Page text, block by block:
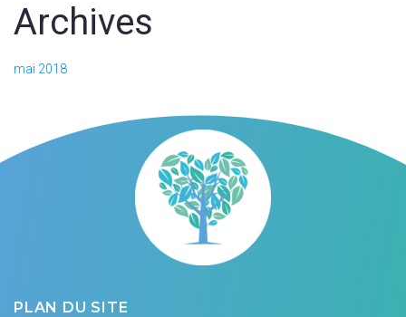
Archives
mai 2018
PLAN DU SITE